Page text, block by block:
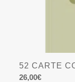
52 CARTE
26,00€